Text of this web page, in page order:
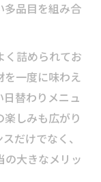
多品目を組み合
く詰められてお
を一度に味わえ
替わりメニュ
しみも広がり
だけでなく、
大きなメリッ